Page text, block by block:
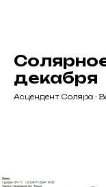
декабря
Асцендент Соляра -